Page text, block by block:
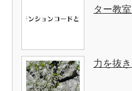
ター教室
力を抜